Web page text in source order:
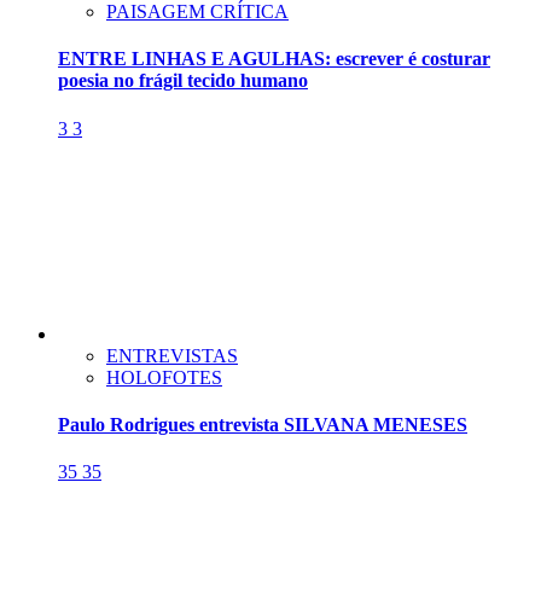
PAISAGEM CRÍTICA
ENTRE LINHAS E AGULHAS: escrever é costurar
poesia no frágil tecido humano
3 3
ENTREVISTAS
HOLOFOTES
Paulo Rodrigues entrevista SILVANA MENESES
35 35